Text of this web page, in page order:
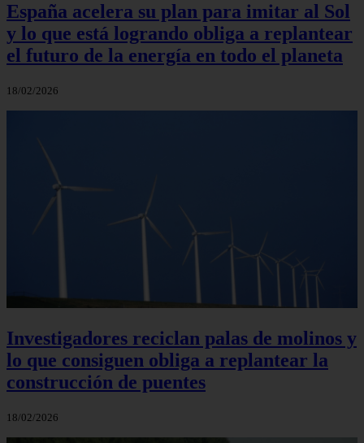
España acelera su plan para imitar al Sol
y lo que está logrando obliga a replantear
el futuro de la energía en todo el planeta
18/02/2026
Investigadores reciclan palas de molinos y
lo que consiguen obliga a replantear la
construcción de puentes
18/02/2026